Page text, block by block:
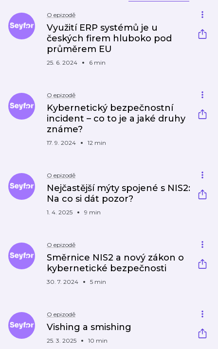
O epizodě
Využití ERP systémů je u
českých firem hluboko pod
průměrem EU
25. 6. 2024 6 min
O epizodě
Kybernetický bezpečnostní
incident – co to je a jaké druhy
známe?
17. 9. 2024 12 min
O epizodě
Nejčastější mýty spojené s NIS2:
Na co si dát pozor?
1. 4. 2025 9 min
O epizodě
Směrnice NIS2 a nový zákon o
kybernetické bezpečnosti
30. 7. 2024 5 min
O epizodě
Vishing a smishing
25. 3. 2025 10 min